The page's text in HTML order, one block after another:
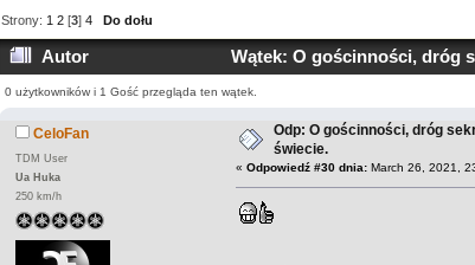
Strony: 1 2 [3]4 Do dołu
Autor Wątek: O gościnności, dróg
0 użytkowników i 1 Gość przegląda ten wątek.
CeloFan
TDM User
Ua Huka
250 km/h
Odp: O gościnności, dróg
świecie.
« Odpowiedź #30 dnia:March 26, 2021,